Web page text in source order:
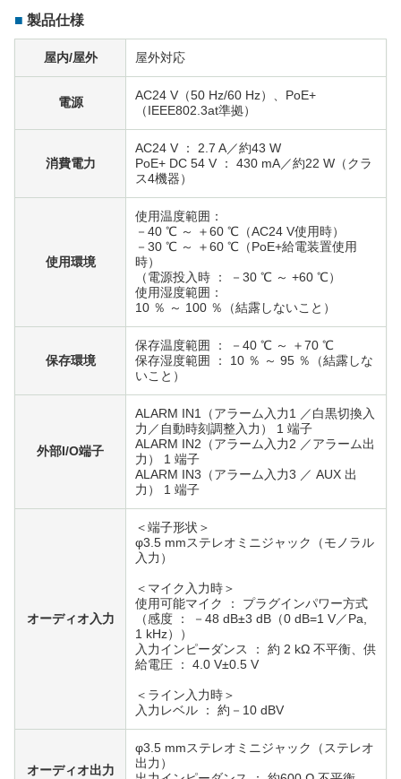
製品仕様
屋内/屋外 屋外対応
電源
AC24 V（50 Hz/60 Hz）、PoE+
（IEEE802.3at準拠）
消費電力
AC24 V ： 2.7 A／約43 W
PoE+ DC 54 V ： 430 mA／約22 W（クラ
ス4機器）
使用環境
使用温度範囲：
－40 ℃ ～ ＋60 ℃（AC24 V使用時）
－30 ℃ ～ ＋60 ℃（PoE+給電装置使用
時）
（電源投入時 ： －30 ℃ ～ +60 ℃）
使用湿度範囲：
10 ％ ～ 100 ％（結露しないこと）
保存環境
保存温度範囲 ： －40 ℃ ～ ＋70 ℃
保存湿度範囲 ： 10 ％ ～ 95 ％（結露しな
いこと）
外部I/O端子
ALARM IN1（アラーム入力1 ／白黒切換入
力／自動時刻調整入力） 1 端子
ALARM IN2（アラーム入力2 ／アラーム出
力） 1 端子
ALARM IN3（アラーム入力3 ／ AUX 出
力） 1 端子
オーディオ入力
＜端子形状＞
φ3.5 mmステレオミニジャック（モノラル
入力）
＜マイク入力時＞
使用可能マイク ： プラグインパワー方式
（感度 ： －48 dB±3 dB（0 dB=1 V／Pa,
1 kHz））
入力インピーダンス ： 約 2 kΩ 不平衡、供
給電圧 ： 4.0 V±0.5 V
＜ライン入力時＞
入力レベル ： 約－10 dBV
オーディオ出力
φ3.5 mmステレオミニジャック（ステレオ
出力）